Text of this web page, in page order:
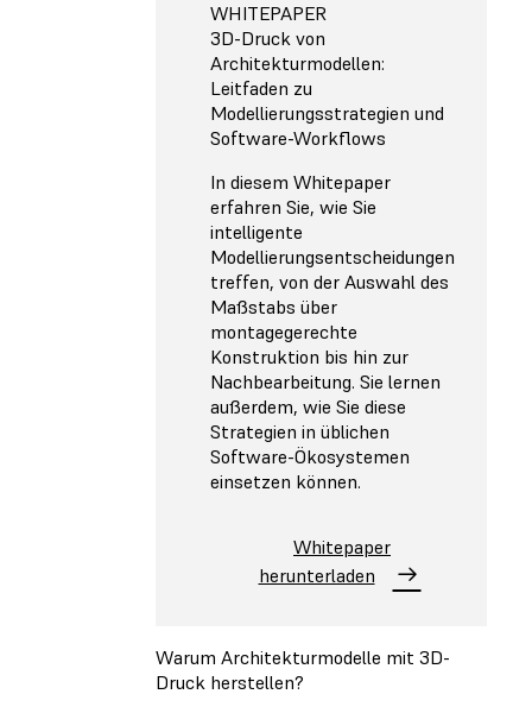
WHITEPAPER
3D-Druck von
Architekturmodellen:
Leitfaden zu
Modellierungsstrategien und
Software-Workflows
In diesem Whitepaper
erfahren Sie, wie Sie
intelligente
Modellierungsentscheidungen
treffen, von der Auswahl des
Maßstabs über
montagegerechte
Konstruktion bis hin zur
Nachbearbeitung. Sie lernen
außerdem, wie Sie diese
Strategien in üblichen
Software-Ökosystemen
einsetzen können.
Whitepaper
herunterladen
Warum Architekturmodelle mit 3D-
Druck herstellen?